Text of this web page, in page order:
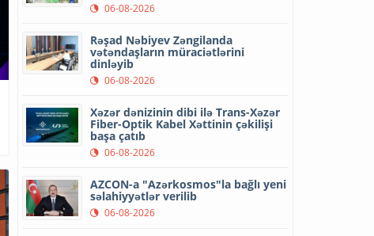
06-08-2026
Rəşad Nəbiyev Zəngilanda
vətəndaşların müraciətlərini
dinləyib
06-08-2026
Xəzər dənizinin dibi ilə Trans-Xəzər
Fiber-Optik Kabel Xəttinin çəkilişi
başa çatıb
06-08-2026
AZCON-a "Azərkosmos"la bağlı yeni
səlahiyyətlər verilib
06-08-2026